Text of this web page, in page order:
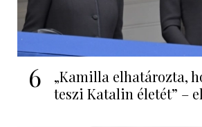
6
„Kamilla elhatározta,
teszi Katalin életét” –